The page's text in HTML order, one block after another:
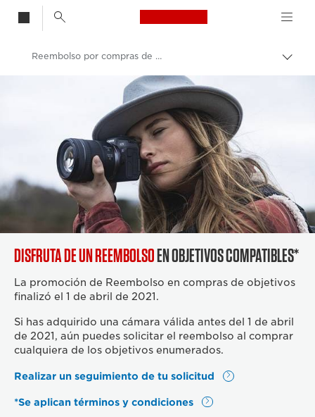
Canon Logo, back
Reembolso por compras de objetivos: disfrute de un reembolso con objetivos compatibles
DISFRUTA DE UN REEMBOLSOEN OBJETIVOS COMPATIBLES*
La promoción de Reembolso en compras de objetivos
finalizó el 1 de abril de 2021.
Si has adquirido una cámara válida antes del 1 de abril
de 2021, aún puedes solicitar el reembolso al comprar
cualquiera de los objetivos enumerados.
Realizar un seguimiento de tu solicitud
*Se aplican términos y condiciones